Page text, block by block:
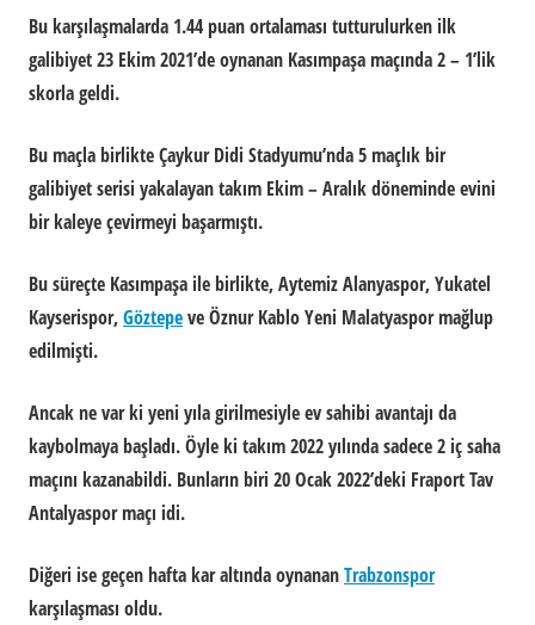
Bu karşılaşmalarda 1.44 puan ortalaması tutturulurken ilk
galibiyet 23 Ekim 2021’de oynanan Kasımpaşa maçında 2 – 1’lik
skorla geldi.
Bu maçla birlikte Çaykur Didi Stadyumu’nda 5 maçlık bir
galibiyet serisi yakalayan takım Ekim – Aralık döneminde evini
bir kaleye çevirmeyi başarmıştı.
Bu süreçte Kasımpaşa ile birlikte, Aytemiz Alanyaspor, Yukatel
Kayserispor,Göztepeve Öznur Kablo Yeni Malatyaspor mağlup
edilmişti.
Ancak ne var ki yeni yıla girilmesiyle ev sahibi avantajı da
kaybolmaya başladı. Öyle ki takım 2022 yılında sadece 2 iç saha
maçını kazanabildi. Bunların biri 20 Ocak 2022’deki Fraport Tav
Antalyaspor maçı idi.
Diğeri ise geçen hafta kar altında oynananTrabzonspor
karşılaşması oldu.